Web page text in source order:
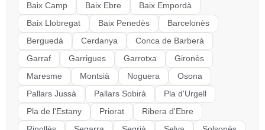
Baix Camp
Baix Ebre
Baix Empordà
Baix Llobregat
Baix Penedès
Barcelonès
Berguedà
Cerdanya
Conca de Barberà
Garraf
Garrigues Garrotxa
Gironès
Maresme
Montsià Noguera
Osona
Pallars Jussà
Pallars Sobirà
Pla d'Urgell
Pla de l'Estany
Priorat
Ribera d'Ebre